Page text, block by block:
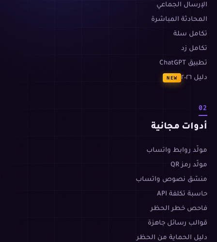
الإرسال الجماعي
المحادثة المباشرة
تكامل سلة
تكامل زد
تطبيق ChatGPT
دليل ٢٠٢٦
NEW
02
أدوات مجانية
مولّد روابط واتساب
مولّد رمز QR
منسّق نصوص واتساب
حاسبة تكلفة API
فاحص خطر الحظر
قوالب رسائل جاهزة
دليل الحماية من الحظر